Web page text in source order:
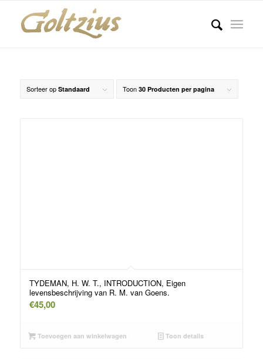
Sorteer op Standaard Toon 30 Producten per pagina
TYDEMAN, H. W. T., INTRODUCTION, Eigen
levensbeschrijving van R. M. van Goens.
€45,00
Toevoegen aan winkelwagen Toon details